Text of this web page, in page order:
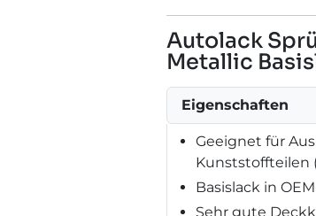
Autolack
Metallic
Eigenschaften
Geeignet für
Kunststoffteilen
Basislack in
Sehr gute